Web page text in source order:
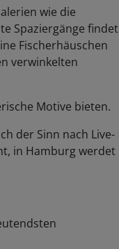
wie die
Spaziergänge findet
Fischerhäuschen
verwinkelten
Motive bieten.
der Sinn nach Live-
in Hamburg werdet